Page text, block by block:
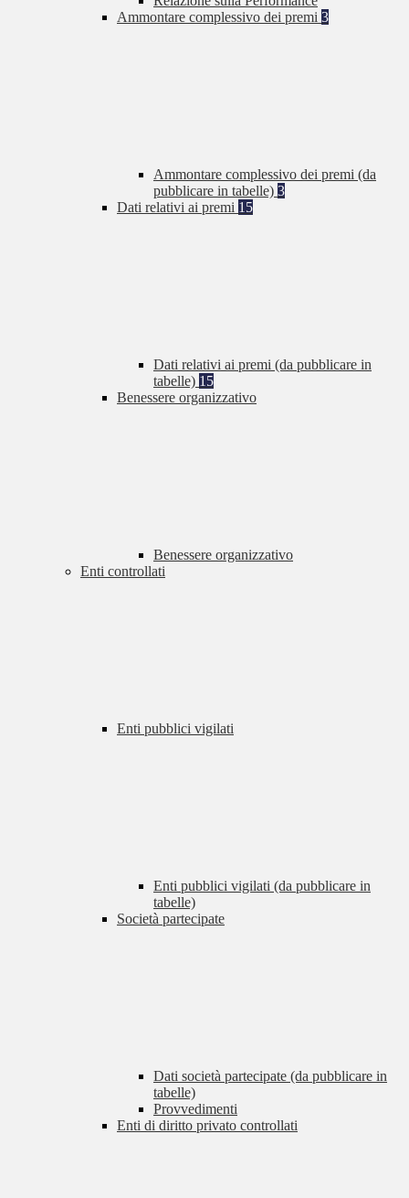
Ammontare complessivo dei premi 3
Ammontare complessivo dei premi (da
pubblicare in tabelle) 3
Dati relativi ai premi 15
Dati relativi ai premi (da pubblicare in
tabelle) 15
Benessere organizzativo
Benessere organizzativo
Enti controllati
Enti pubblici vigilati
Enti pubblici vigilati (da pubblicare in
tabelle)
Società partecipate
Dati società partecipate (da pubblicare in
tabelle)
Provvedimenti
Enti di diritto privato controllati